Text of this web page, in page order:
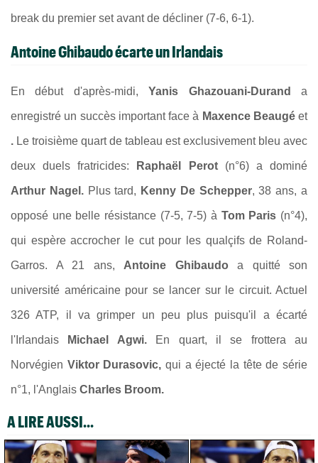
break du premier set avant de décliner (7-6, 6-1).
Antoine Ghibaudo écarte un Irlandais
En début d'après-midi,Yanis Ghazouani-Duranda
enregistré un succès important face à Maxence Beaugéet
. Le troisième quart de tableau est exclusivement bleu avec
deux duels fratricides: Raphaël Perot (n°6) a dominé
Arthur Nagel. Plus tard, Kenny De Schepper, 38 ans, a
opposé une belle résistance (7-5, 7-5) à Tom Paris (n°4),
qui espère accrocher le cut pour les qualçifs de Roland-
Garros. A 21 ans, Antoine Ghibaudo a quitté son
université américaine pour se lancer sur le circuit. Actuel
326 ATP, il va grimper un peu plus puisqu'il a écarté
l'Irlandais Michael Agwi. En quart, il se frottera au
Norvégien Viktor Durasovic,qui a éjecté la tête de série
n°1, l'Anglais Charles Broom.
A LIRE AUSSI...